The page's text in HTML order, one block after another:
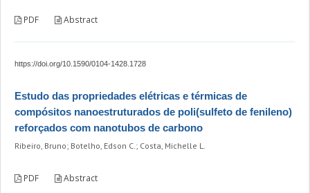
PDF Abstract
https://doi.org/10.1590/0104-1428.1728
Estudo das propriedades elétricas e térmicas de
compósitos nanoestruturados de poli(sulfeto de fenileno)
reforçados com nanotubos de carbono
Ribeiro, Bruno; Botelho, Edson C.; Costa, Michelle L.
PDF Abstract